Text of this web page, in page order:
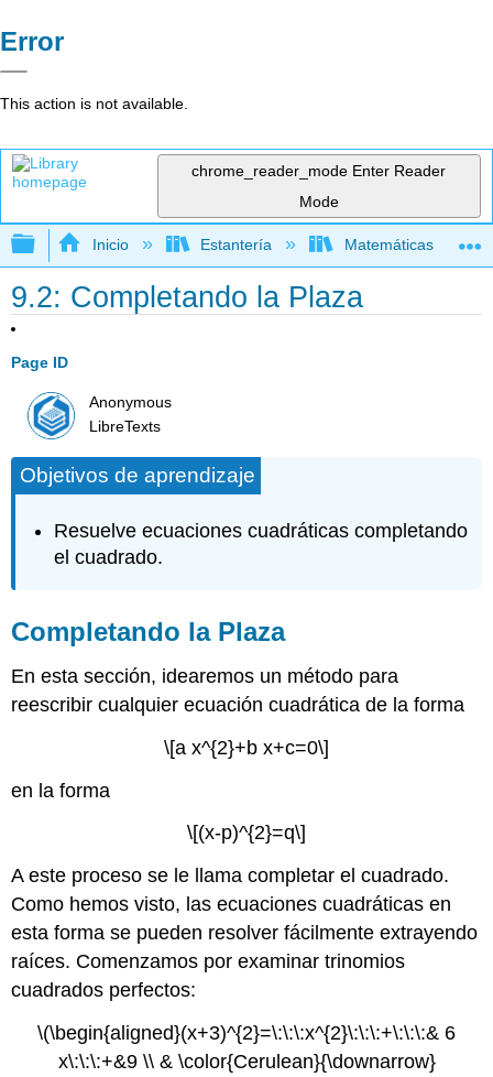
Error
This action is not available.
chrome_reader_mode Enter Reader
Mode
Expandir/contraer jerarquía global
Inicio Estantería Matemáticas
9.2: Completando la Plaza
Page ID
Anonymous
LibreTexts
Objetivos de aprendizaje
Resuelve ecuaciones cuadráticas completando
el cuadrado.
Completando la Plaza
En esta sección, idearemos un método para
reescribir cualquier ecuación cuadrática de la forma
\[a x^{2}+b x+c=0\]
en la forma
\[(x-p)^{2}=q\]
A este proceso se le llama completar el cuadrado.
Como hemos visto, las ecuaciones cuadráticas en
esta forma se pueden resolver fácilmente extrayendo
raíces. Comenzamos por examinar trinomios
cuadrados perfectos:
\(\begin{aligned}(x+3)^{2}=\:\:\:x^{2}\:\:\:+\:\:\:& 6
x\:\:\:+&9 \\ & \color{Cerulean}{\downarrow}